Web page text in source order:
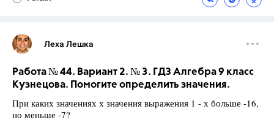
Леха Лешка
Работа № 44. Вариант 2. № 3. ГДЗ Алгебра 9 класс
Кузнецова. Помогите определить значения.
При каких значениях х значения выражения 1 - х больше -16,
но меньше -7?